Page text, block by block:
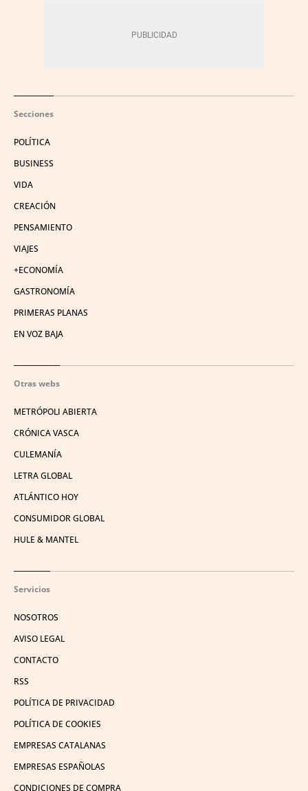
Secciones
POLÍTICA
BUSINESS
VIDA
CREACIÓN
PENSAMIENTO
VIAJES
+ECONOMÍA
GASTRONOMÍA
PRIMERAS PLANAS
EN VOZ BAJA
Otras webs
METRÓPOLI ABIERTA
CRÓNICA VASCA
CULEMANÍA
LETRA GLOBAL
ATLÁNTICO HOY
CONSUMIDOR GLOBAL
HULE & MANTEL
Servicios
NOSOTROS
AVISO LEGAL
CONTACTO
RSS
POLÍTICA DE PRIVACIDAD
POLÍTICA DE COOKIES
EMPRESAS CATALANAS
EMPRESAS ESPAÑOLAS
CONDICIONES DE COMPRA